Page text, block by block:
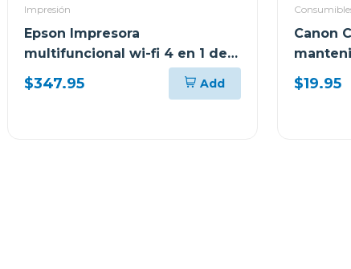
Impresión
Epson Impresora
multifuncional wi-fi 4 en 1 de
alto desempeño eco tank
l5590 c11ck57
$347.95 Add
Canon
$19.95